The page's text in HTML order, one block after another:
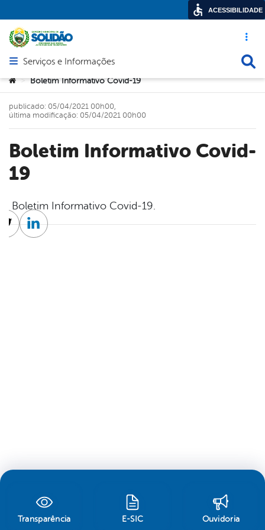
Acesso
Abrir menu principal de navegação
Serviços e Informações
Você está aqui:
> Boletim Informativo Covid-19
Boletim Informativo Covid-
19
publicado: 05/04/2021 00h00,
última modificação: 05/04/2021 00h00
Boletim Informativo Covid-19.
TwitterLinkedin
Transparência E-SIC Ouvidoria
ACESSIBILIDADE